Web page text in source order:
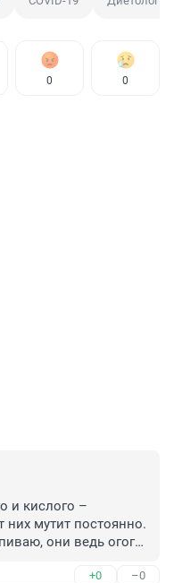
0 0
и кислого –
них мутит постоянно.
они ведь огого
тройное действие
+0 –0